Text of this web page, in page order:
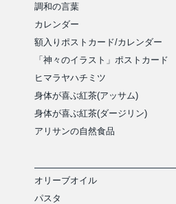
調和の言葉
カレンダー
額入りポストカード/カレンダー
「神々のイラスト」ポストカード
ヒマラヤハチミツ
身体が喜ぶ紅茶(アッサム)
身体が喜ぶ紅茶(ダージリン)
アリサンの自然食品
オリーブオイル
パスタ